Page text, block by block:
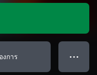
งการ ● ● ●